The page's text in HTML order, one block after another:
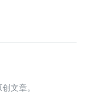
文章。